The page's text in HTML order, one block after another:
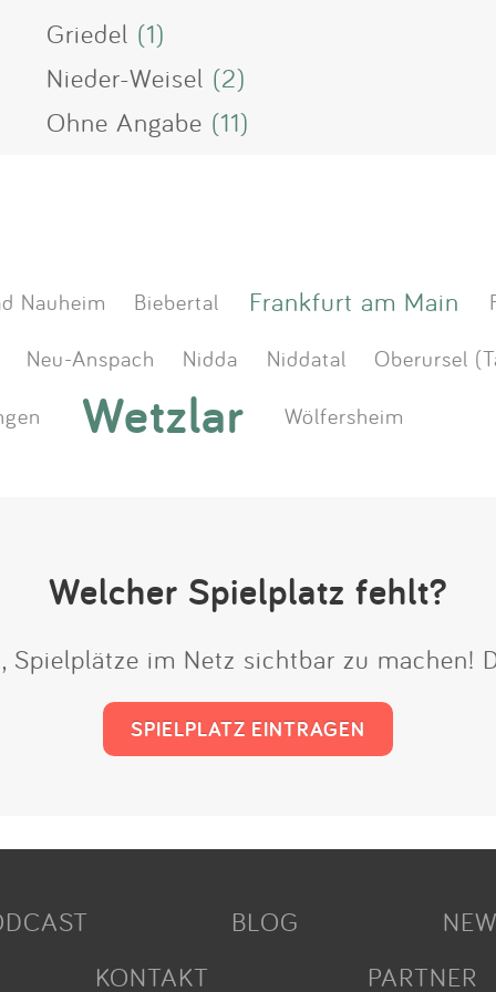
Griedel (1)
Nieder-Weisel (2)
Ohne Angabe (11)
Nauheim Biebertal Frankfurt am Main
Neu-Anspach Nidda Niddatal Oberursel
Wetzlar Wölfersheim
Welcher Spielplatz fehlt?
Spielplätze im Netz sichtbar zu machen!
SPIELPLATZ EINTRAGEN
BLOG
KONTAKT
PARTNER